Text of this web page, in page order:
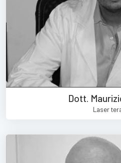
Dott.
Laser